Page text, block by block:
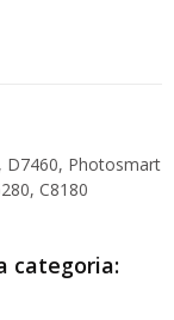
D7460, Photosmart
C8180
categoria: